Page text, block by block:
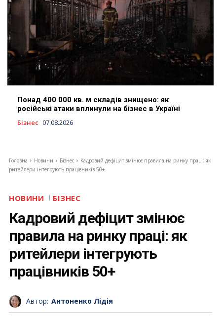
Понад 400 000 кв. м складів знищено: як
російські атаки вплинули на бізнес в Україні
Бізнес 07.08.2026